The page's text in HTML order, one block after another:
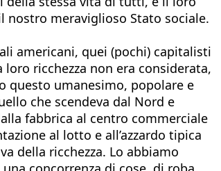
nostro meraviglioso Stato sociale.
americani, quei (pochi) capitalisti
ricchezza non era considerata,
questo umanesimo, popolare e
che scendeva dal Nord e
fabbrica al centro commerciale
al lotto e all’azzardo tipica
della ricchezza. Lo abbiamo